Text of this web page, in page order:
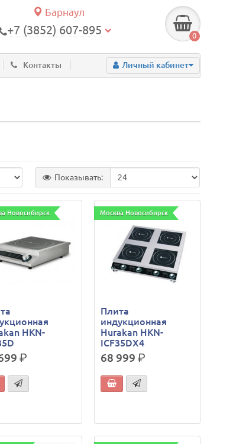
Барнаул
+7 (3852) 607-895 0
Контакты Личный кабинет
Показывать:
Новосибирск
HKN-
р.
Москва Новосибирск
Плита
индукционная
Hurakan HKN-
ICF35DX4
68 999 р.